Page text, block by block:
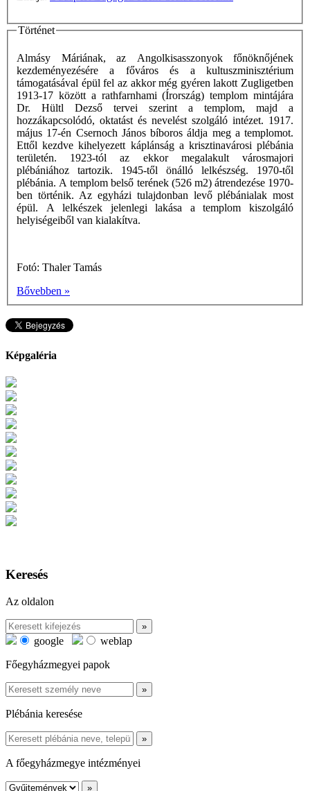
Történet
Almásy Máriának, az Angolkisasszonyok főnöknőjének
kezdeményezésére a főváros és a kultuszminisztérium
támogatásával épül fel az akkor még gyéren lakott Zugligetben
1913-17 között a rathfarnhami (Írország) templom mintájára
Dr. Hültl Dezső tervei szerint a templom, majd a
hozzákapcsolódó, oktatást és nevelést szolgáló intézet. 1917.
május 17-én Csernoch János bíboros áldja meg a templomot.
Ettől kezdve kihelyezett káplánság a krisztinavárosi plébánia
területén. 1923-tól az ekkor megalakult városmajori
plébániához tartozik. 1945-től önálló lelkészség. 1970-től
plébánia. A templom belső terének (526 m2) átrendezése 1970-
ben történik. Az egyházi tulajdonban levő plébánialak most
épül. A lelkészek jelenlegi lakása a templom kiszolgáló
helyiségeiből van kialakítva.
Fotó: Thaler Tamás
Bővebben »
Képgaléria
Keresés
Az oldalon
google
weblap
Főegyházmegyei papok
Plébánia keresése
A főegyházmegye intézményei